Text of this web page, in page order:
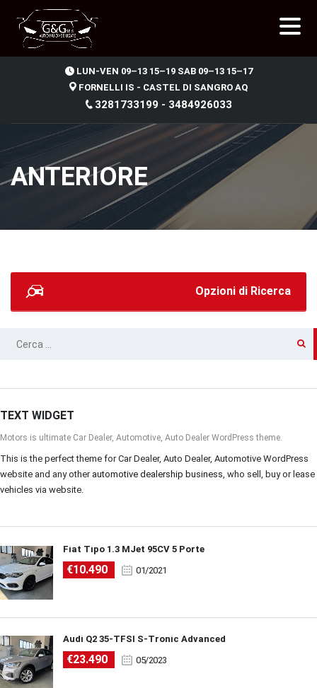
LUN-VEN 09–13 15–19 SAB 09–13 15–17
FORNELLI IS - CASTEL DI SANGRO AQ
3281733199 - 3484926033
ANTERIORE
Opzioni di Ricerca
RICERCA
TEXT WIDGET
Motors is ultimate Car Dealer, Automotive, Auto Dealer WordPress theme.
This is the perfect theme for Car Dealer, Auto Dealer, Automotive WordPress
website and any other automotive dealership business, who sell, buy or lease
vehicles via website.
Fiat Tipo 1.3 MJet 95CV 5 Porte
€10.490 01/2021
Audi Q2 35-TFSI S-Tronic Advanced
€23.490 05/2023